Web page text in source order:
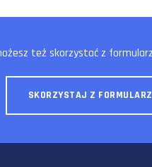
też skorzystać z
SKORZYSTAJ Z